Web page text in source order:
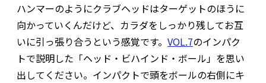
ハンマーのようにクラブヘッドはターゲットのほうに
向かっていくんだけど、カラダをしっかり残してお互
いに引っ張り合うという感覚です。 VOL.7のインパク
トで説明した「ヘッド・ビハインド・ボール」を思い
出してください。インパクトで頭をボールの右側にキ